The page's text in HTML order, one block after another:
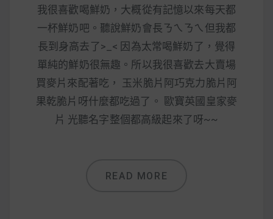
啦！
減醣食材推薦
減醣料理食譜
我很喜歡喝鮮奶，大概從有記憶以來每天都
一杯鮮奶吧。聽說鮮奶會長ㄋㄟㄋㄟ但我都
長到身高去了>_< 因為太常喝鮮奶了，覺得
單純的鮮奶很無趣。所以我很喜歡去大賣場
買麥片來配著吃， 玉米脆片阿巧克力脆片阿
果乾脆片呀什麼都吃過了。 歐寶英國皇家麥
片 光聽名字整個都高級起來了呀~~
READ MORE